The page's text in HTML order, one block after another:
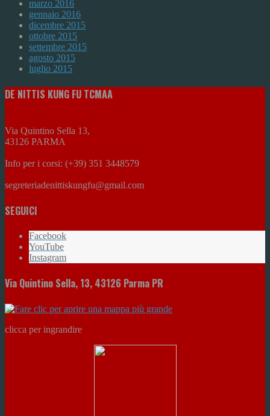
marzo 2016
gennaio 2016
dicembre 2015
ottobre 2015
settembre 2015
agosto 2015
luglio 2015
DE NITTIS KUNG FU TCMAA
Via Quintino Sella 13,
43126 PARMA
Info per i corsi: (+39) 351 3448579
segreteriadenittiskungfu@gmail.com
SEGUICI
Facebook
YouTube
Instagram
Via Quintino Sella, 13, 43126 Parma PR
clicca per ingrandire